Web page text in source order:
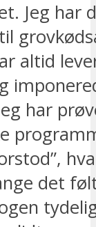
Jeg har
altid
har
det